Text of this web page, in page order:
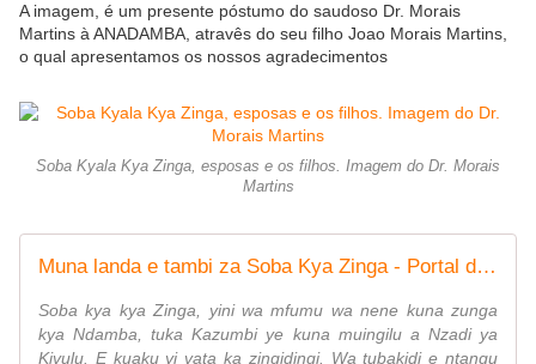
A imagem, é um presente póstumo do saudoso Dr. Morais
Martins à ANADAMBA, atravês do seu filho Joao Morais Martins,
o qual apresentamos os nossos agradecimentos
Soba Kyala Kya Zinga, esposas e os filhos. Imagem do Dr. Morais
Martins
Muna landa e tambi za Soba Kya Zinga - Portal do Uíge e da Cultura Kongo
Soba kya kya Zinga, yini wa mfumu wa nene kuna zunga
kya Ndamba, tuka Kazumbi ye kuna muingilu a Nzadi ya
Kivulu. E kuaku yi vata ka zingidingi. Wa tubakidi e ntangu